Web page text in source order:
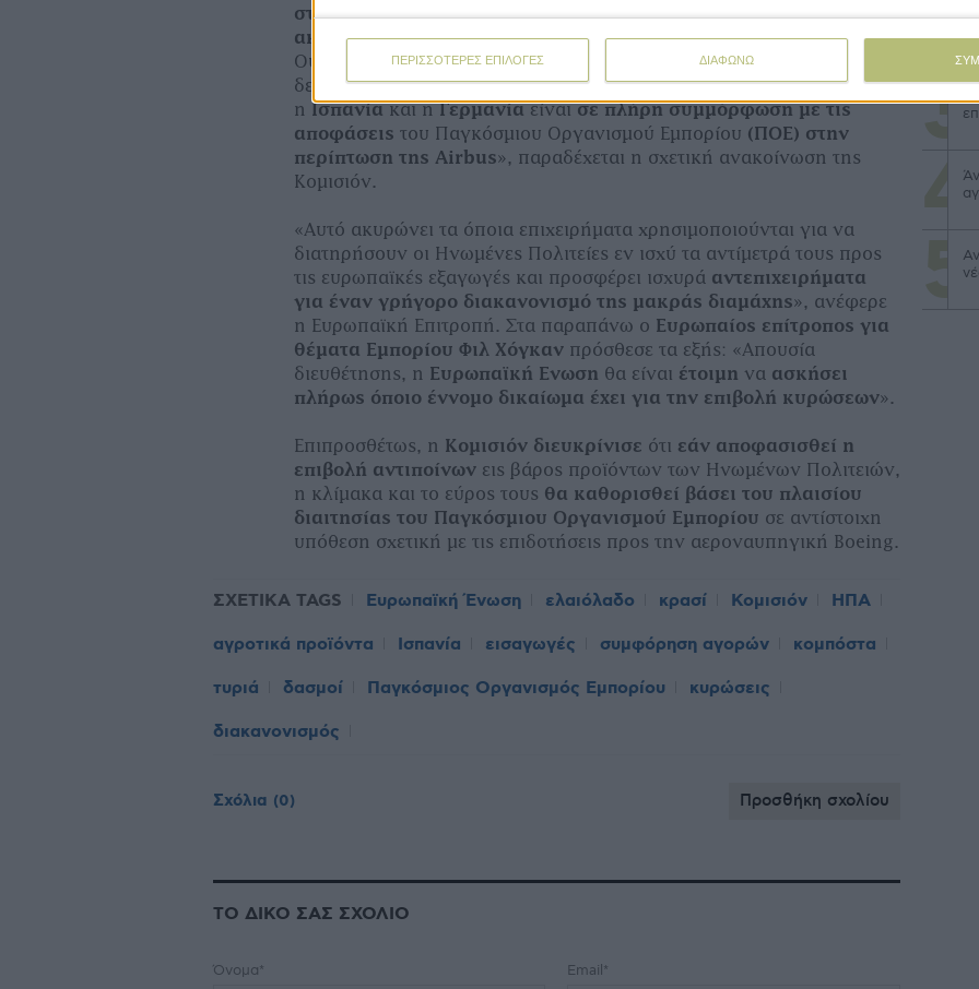
ΠΕΡΙΣΣΟΤΕΡΕΣ ΕΠΙΛΟΓΕΣ ΔΙΑΦΩΝΩ
στο πλαίσιο του ΠΟΕ με τις ΗΠΑ
ακυρωθεί. Μάλιστα ήδη ηΚομισιόν προειδοποίησετην
Ουάσιγκτον ότι και εκείνηθα ανταποδώσει με κυρώσεις
δεν συμβεί. «Η Ευρωπαϊκή Ένωση συνολικά και ειδικότερα ηΓαλλία,
ηΙσπανίακαι ηΓερμανίαείναισε πλήρη συμμόρφωση με τις
αποφάσεις του Παγκόσμιου Οργανισμού Εμπορίου (ΠΟΕ) στην
περίπτωση της Airbus», παραδέχεται η σχετική ανακοίνωση της
Κομισιόν.
«Αυτό ακυρώνει τα όποια επιχειρήματα χρησιμοποιούνται για να
διατηρήσουν οι Ηνωμένες Πολιτείες εν ισχύ τα αντίμετρά τους προς
τις ευρωπαϊκές εξαγωγές και προσφέρει ισχυρά αντεπιχειρήματα
για έναν γρήγορο διακανονισμό της μακράς διαμάχης», ανέφερε
η Ευρωπαϊκή Επιτροπή. Στα παραπάνω ο Ευρωπαίος επίτροπος για
θέματα Εμπορίου Φιλ Χόγκαν πρόσθεσε τα εξής: «Απουσία
διευθέτησης, η Ευρωπαϊκή Ενωση θα είναι έτοιμη να ασκήσει
πλήρως όποιο έννομο δικαίωμα έχει για την επιβολή κυρώσεων».
Επιπροσθέτως, η Κομισιόν διευκρίνισε ότι εάν αποφασισθεί η
επιβολή αντιποίνων εις βάρος προϊόντων των Ηνωμένων Πολιτειών,
η κλίμακα και το εύρος τους θα καθορισθεί βάσει του πλαισίου
διαιτησίας του Παγκόσμιου Οργανισμού Εμπορίου σε αντίστοιχη
υπόθεση σχετική με τις επιδοτήσεις προς την αεροναυπηγική Boeing.
ΣΧΕΤΙΚΑ TAGS Ευρωπαϊκή Ένωση ελαιόλαδο κρασί Κομισιόν
ΗΠΑ
αγροτικά προϊόντα
Ισπανία εισαγωγές συμφόρηση αγορών
κομπόστα
τυριά
δασμοί Παγκόσμιος Οργανισμός Εμπορίου
κυρώσεις
διακανονισμός
Σχόλια (0) Προσθήκη σχολίου
ΤΟ ΔΙΚΟ ΣΑΣ ΣΧΟΛΙΟ
Όνομα* Email*